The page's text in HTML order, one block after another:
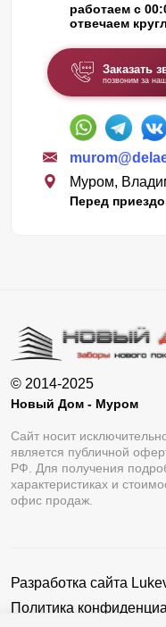
работаем с
отвечаем
Заказать
позвоним за
Муром,
Перед
© 2014-2025
Новый Дом - Муром
Сайт носит
является публичной
РФ. Для получения
характеристиках и
офис продаж.
Разработка сайта
Политика